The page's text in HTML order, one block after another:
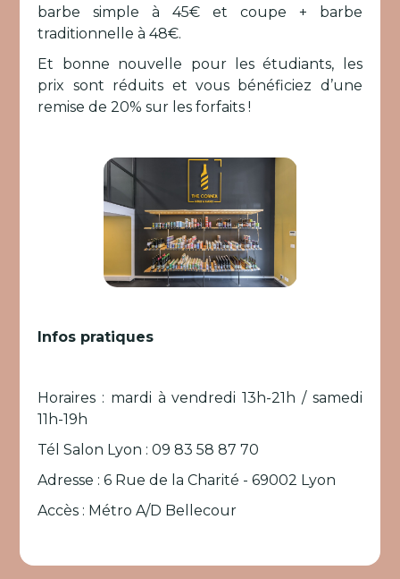
barbe simple à 45€ et coupe + barbe
traditionnelle à 48€.
Et bonne nouvelle pour les étudiants, les
prix sont réduits et vous bénéficiez d’une
remise de 20% sur les forfaits !
Infos pratiques
Horaires : mardi à vendredi 13h-21h / samedi
11h-19h
Tél Salon Lyon : 09 83 58 87 70
Adresse : 6 Rue de la Charité - 69002 Lyon
Accès : Métro A/D Bellecour